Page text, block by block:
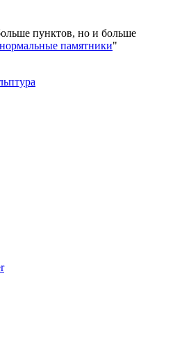
пунктов, но и больше
памятники"